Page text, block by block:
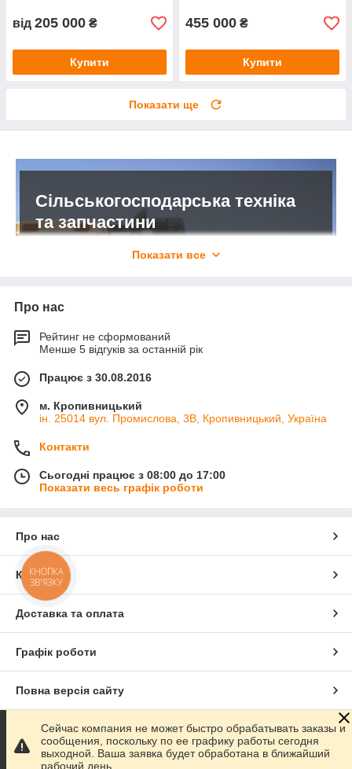
від 205 000 ₴
Купити
455 000 ₴
Купити
Показати ще
Сільськогосподарська техніка
та запчастини
Висока якість українських деталей
продажем незамінної в сільському господарстві
культиваторів, дискових борін, глибокорозпушувачів,
котків, компакторів, обприскувачів, плугів, сівалок і
запасних частин до них. Купуючи таку продукцію, Ви
перетворюйте посівні роботи і збір врожаю в
автоматизований процес. Ми цінуємо Вашу працю.
Тому виготовляємо обладнання виключно високої
України, ми готові швидко здійснити відправку
терміни робіт не зсувалися. Наші фахівці особисто
перевіряють кожен товар на наявність браку або
Вибрати обладнання
Показати все
Про нас
Рейтинг не сформований
Менше 5 відгуків за останній рік
Працює з 30.08.2016
м. Кропивницький
ін. 25014 вул. Промислова, 3В, Кропивницький, Україна
Контакти
Сьогодні працює з 08:00 до 17:00
Показати весь графік роботи
Про нас
Контакти
Доставка та оплата
Графік роботи
Повна версія сайту
Сайт створено на маркетплейсіProm.ua
Сейчас компания не может быстро обрабатывать заказы и
сообщения, поскольку по ее графику работы сегодня
выходной. Ваша заявка будет обработана в ближайший
рабочий день.
КНОПКА
ЗВ'ЯЗКУ